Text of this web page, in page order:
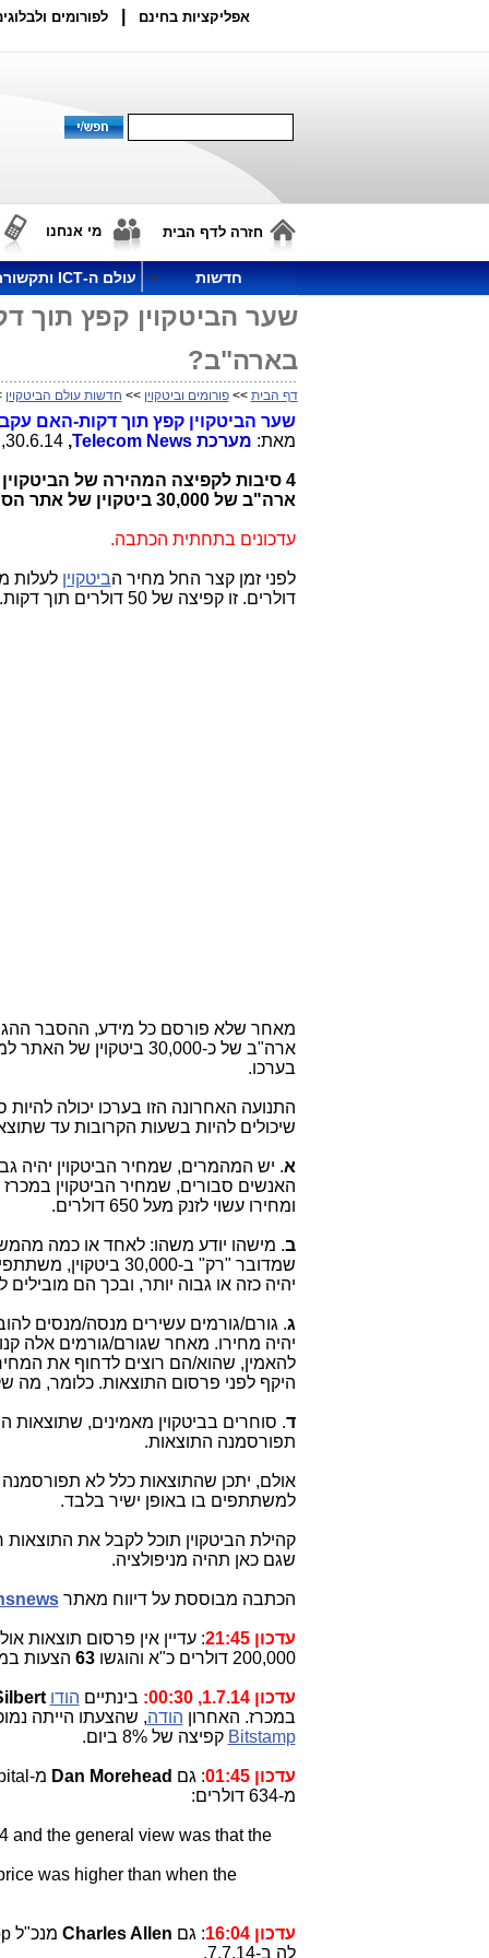
אפליקציות בחינם לפורומים
חזרה לדף הבית מי אנחנו
חדשות עולם ה-ICT ותקשורת
שער הביטקוין קפץ תוך
בארה"ב?
דף הבית >>פורומים וביטקוין >> חדשות עולם הביטקוין
שער הביטקוין קפץ תוך דקות-האם
מאת: מערכתTelecom News
,
30.6.14, 12:40
ארה"ב של 30,000 ביטקוין של אתר הסמים
עדכונים בתחתית הכתבה.
לפני זמן קצר החל מחיר הביטקוין לעלות מעלה בחדות מ-
דולרים. זו קפיצה של 50 דולרים תוך דקות.
מאחר שלא פורסם כל מידע, ההסבר
ארה"ב של כ-30,000 ביטקוין של האתר לממכר סמים
בערכו.
התנועה האחרונה הזו בערכו יכולה
שיכולים להיות בשעות הקרובות עד
א. יש המהמרים, שמחיר הביטקוין יהיה
ומחירו עשוי לזנק מעל 650 דולרים.
ב. מישהו יודע משהו: לאחד או כמה
שמדובר "רק" ב-
יהיה כזה או גבוה יותר, ובכך הם
ג. גורם/גורמים עשירים מנסה/מנסים
להאמין, שהוא/הם רוצים לדחוף את
היקף לפני פרסום התוצאות. כלומר, מה
ד. סוחרים בביטקוין מאמינים, שתוצאות
תפורסמנה התוצאות.
אולם, יתכן שהתוצאות כלל לא
למשתתפים בו באופן ישיר בלבד.
קהילת הביטקוין תוכל לקבל את התוצאות
שגם כאן תהיה מניפולציה.
הכתבה מבוססת על דיווח מאתר
עדכון 21:45
: עדיין אין פרסום תוצאות
200,000 דולרים כ"א והוגשו
63 הצעות במשך 12
עדכון 1.7.14, 00:30: בינתיים הודו
במכרז. האחרון הודה, שהצעתו הייתה
Bitstamp קפיצה של 8% ביום.
עדכון 01:45 : גם Dan Morehead מ-Pantera Capital
מ-634 דולרים:
and the general view was that the
was higher than when the
עדכון 16:04 : גם Charles Allen מנכ"ל Bitcoin Shop
לה ב-7.7.14.